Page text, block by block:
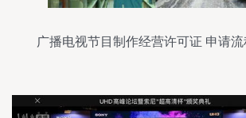
广播电视节目制作经营许可证 申请